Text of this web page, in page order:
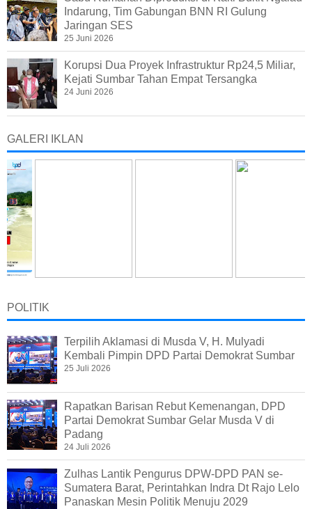
Indarung, Tim Gabungan BNN RI Gulung
Jaringan SES
25 Juni 2026
Korupsi Dua Proyek Infrastruktur Rp24,5 Miliar,
Kejati Sumbar Tahan Empat Tersangka
24 Juni 2026
GALERI IKLAN
POLITIK
Terpilih Aklamasi di Musda V, H. Mulyadi
Kembali Pimpin DPD Partai Demokrat Sumbar
25 Juli 2026
Rapatkan Barisan Rebut Kemenangan, DPD
Partai Demokrat Sumbar Gelar Musda V di
Padang
24 Juli 2026
Zulhas Lantik Pengurus DPW-DPD PAN se-
Sumatera Barat, Perintahkan Indra Dt Rajo Lelo
Panaskan Mesin Politik Menuju 2029